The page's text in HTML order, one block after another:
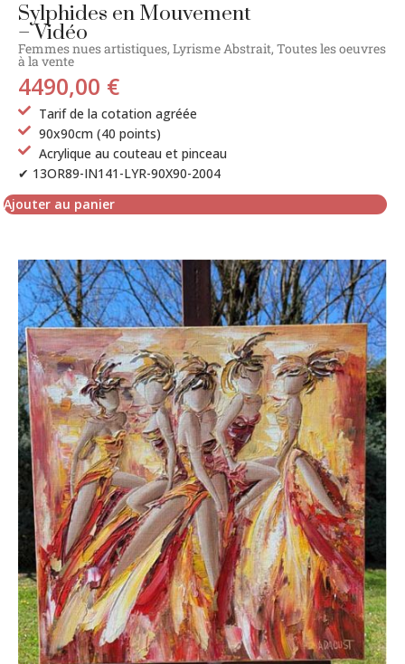
Sylphides en Mouvement
– Vidéo
Femmes nues artistiques, Lyrisme Abstrait, Toutes les oeuvres
à la vente
4490,00 €
Tarif de la cotation agréée
90x90cm (40 points)
Acrylique au couteau et pinceau
✔ 13OR89-IN141-LYR-90X90-2004
Ajouter au panier